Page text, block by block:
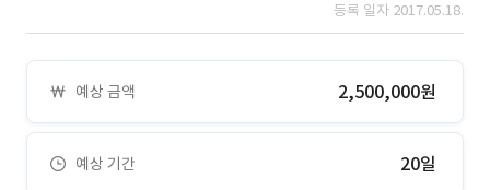
등록 일자 2017.05.18.
예상 금액 2,500,000원
예상 기간 20일